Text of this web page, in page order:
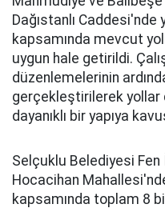
Dağıstanlı
kapsamında mevcut
uygun hale getirildi.
düzenlemelerinin
gerçekleştirilerek yollar
dayanıklı bir yapıya
Selçuklu Belediyesi
Hocacihan
kapsamında toplam 8